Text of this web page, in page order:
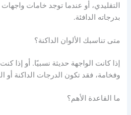
التقليدي، أو عندما توجد خامات
بدرجاته الدافئة.
متى تناسبك الألوان الداكنة؟
إذا كانت الواجهة حديثة نسبيًا. أو إذا
وفخامة، فقد تكون الدرجات الداكنة أو
ما القاعدة الأهم؟